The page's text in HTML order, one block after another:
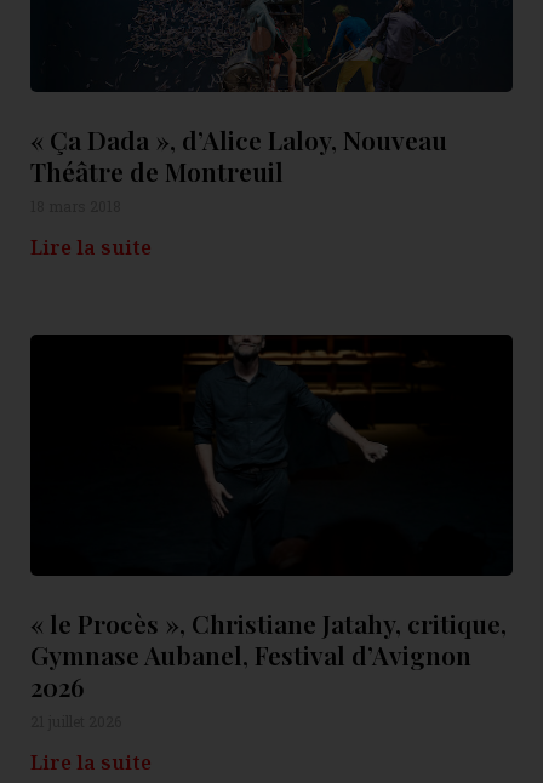
« Ça Dada », d’Alice Laloy, Nouveau
Théâtre de Montreuil
Lire la suite
« le Procès », Christiane Jatahy, critique,
Gymnase Aubanel, Festival d’Avignon
2026
Lire la suite